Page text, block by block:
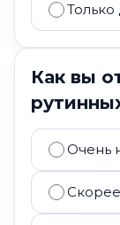
Как вы
Очень